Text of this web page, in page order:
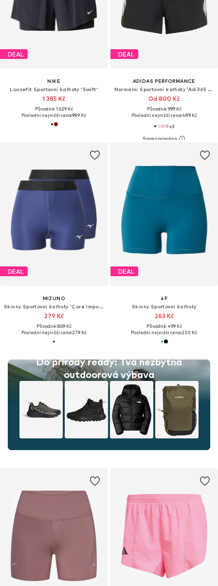
DEAL
NIKE
Loosefit Sportovní kalhoty 'Swift'
1 385 Kč
Původně: 1 629 Kč
Poslední nejnižší cena:989 Kč
DEAL
ADIDAS PERFORMANCE
Normální Sportovní kalhoty 'Adi365 Formotion'
Od 800 Kč
Původně: 999 Kč
Poslední nejnižší cena:489 Kč
+3
DEAL
MIZUNO
Skinny Sportovní kalhoty 'Core Impulse'
279 Kč
Původně: 869 Kč
Poslední nejnižší cena:279 Kč
DEAL
4F
Skinny Sportovní kalhoty
263 Kč
Původně: 499 Kč
Poslední nejnižší cena:220 Kč
Do přírody ready: Tvá nezbytná
outdoorová výbava